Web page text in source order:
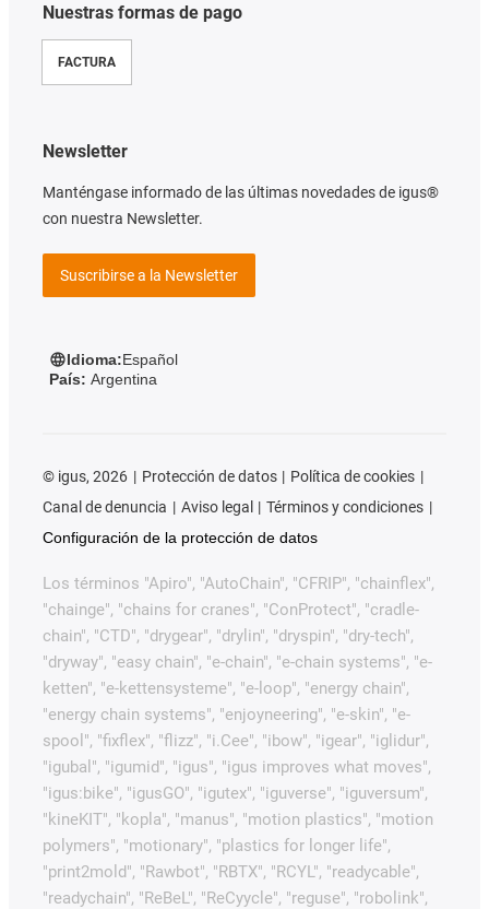
Nuestras formas de pago
FACTURA
Newsletter
Manténgase informado de las últimas novedades de igus®
con nuestra Newsletter.
Suscribirse a la Newsletter
Idioma:Español
País: Argentina
© igus, 2026 Protección de datos
Política de cookies
Canal de denuncia
Aviso legal
Términos y condiciones
Configuración de la protección de datos
Los términos "Apiro", "AutoChain", "CFRIP", "chainflex",
"chainge", "chains for cranes", "ConProtect", "cradle-
chain", "CTD", "drygear", "drylin", "dryspin", "dry-tech",
"dryway", "easy chain", "e-chain", "e-chain systems", "e-
ketten", "e-kettensysteme", "e-loop", "energy chain",
"energy chain systems", "enjoyneering", "e-skin", "e-
spool", "fixflex", "flizz", "i.Cee", "ibow", "igear", "iglidur",
"igubal", "igumid", "igus", "igus improves what moves",
"igus:bike", "igusGO", "igutex", "iguverse", "iguversum",
"kineKIT", "kopla", "manus", "motion plastics", "motion
polymers", "motionary", "plastics for longer life",
"print2mold", "Rawbot", "RBTX", "RCYL", "readycable",
"readychain", "ReBeL", "ReCyycle", "reguse", "robolink",